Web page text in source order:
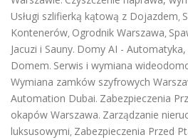
Usługi szlifierką kątową z Dojazdem,
Kontenerów, Ogrodnik Warszawa,
Jacuzi i Sauny. Domy AI -
Domem. Serwis i wymiana
Wymiana zamków szyfrowych
Automation Dubai. Zabezpieczenia
okapów Warszawa. Zarządzanie
luksusowymi, Zabezpieczenia Przed